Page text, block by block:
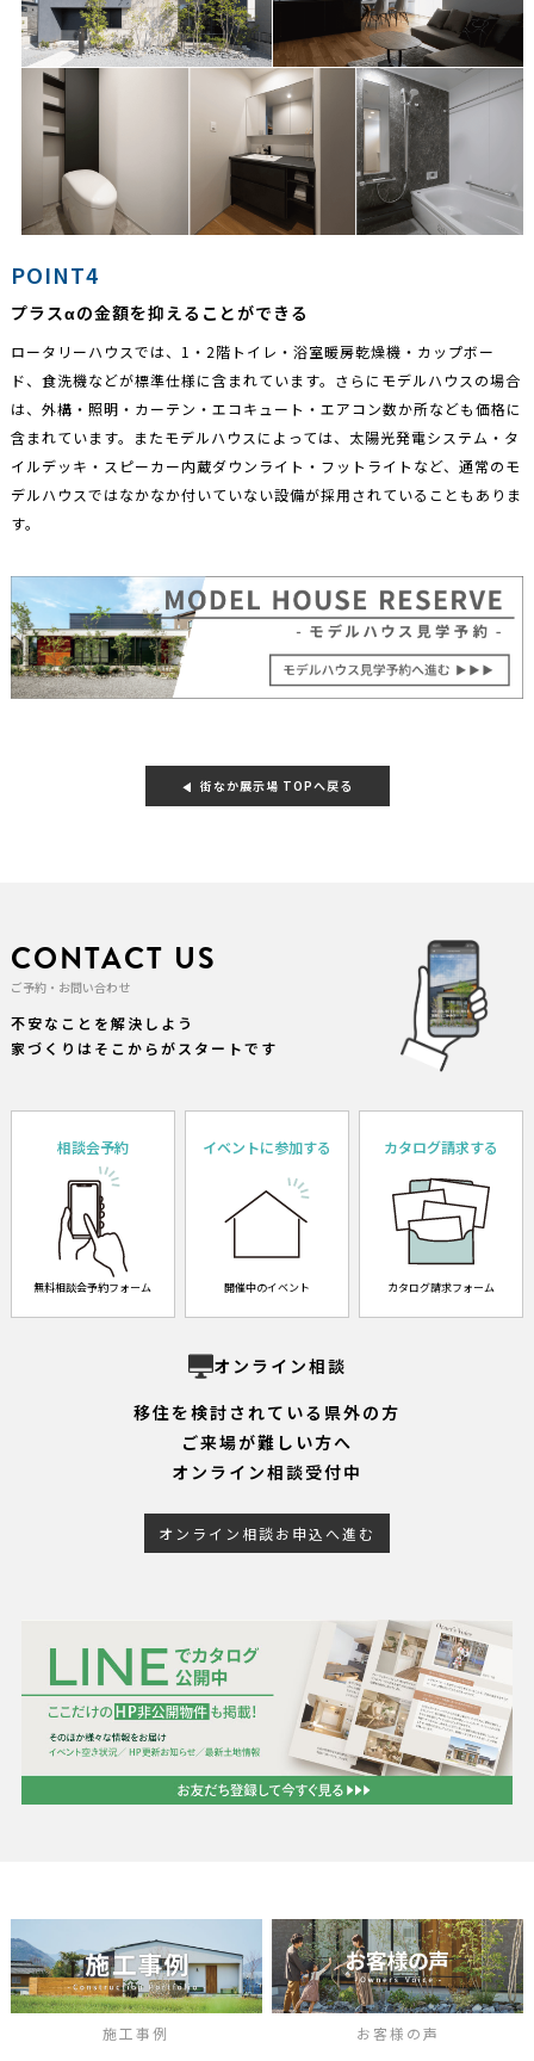
POINT4
プラスαの金額を抑えることができる
ロータリーハウスでは、1・2階トイレ・浴室暖房乾燥機・カップボー
ド、食洗機などが標準仕様に含まれています。さらにモデルハウスの場合
は、外構・照明・カーテン・エコキュート・エアコン数か所なども価格に
含まれています。またモデルハウスによっては、太陽光発電システム・タ
イルデッキ・スピーカー内蔵ダウンライト・フットライトなど、通常のモ
デルハウスではなかなか付いていない設備が採用されていることもありま
す。
街なか展示場 TOPへ戻る
CONTACT US
ご予約・お問い合わせ
不安なことを解決しよう
家づくりはそこからがスタートです
相談会予約
無料相談会予約フォーム
イベントに参加する
開催中のイベント
カタログ請求する
カタログ請求フォーム
オンライン相談
移住を検討されている県外の方
ご来場が難しい方へ
オンライン相談受付中
オンライン相談お申込へ進む
施工事例 お客様の声